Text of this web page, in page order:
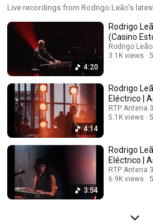
Live recordings from Rodrigo Leão's
4:20
Rodrigo
(Casino
Rodrigo Leão
3.1K views
4:14
Rodrigo
Eléctrico |
RTP Antena 3
5.1K views
3:54
Rodrigo
Eléctrico |
RTP Antena 3
6.9K views